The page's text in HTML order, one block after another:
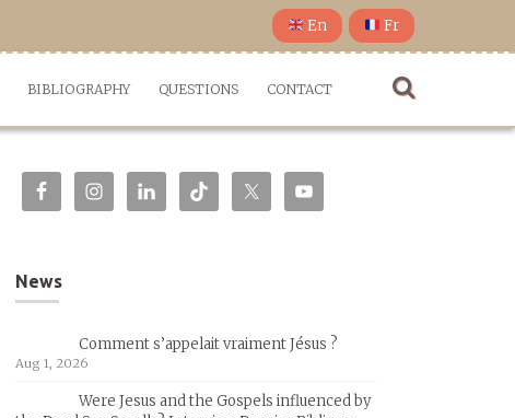
En Fr
BIBLIOGRAPHY QUESTIONS CONTACT
News
Comment s’appelait vraiment Jésus ?
Aug 1, 2026
Were Jesus and the Gospels influenced by